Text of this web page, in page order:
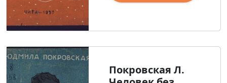
Покровская Л.